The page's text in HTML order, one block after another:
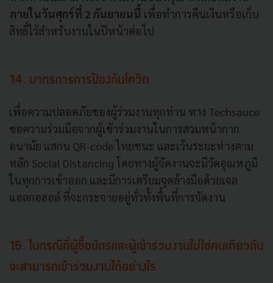
ภายในวันศุกร์ที่ 2 กันยายนนี้ เพื่อทำการคืนเงินหรือเก็บ
สิทธิ์ไว้สำหรับงานในปีหน้าต่อไป
14. มาตรการการป้องกันโควิด
เพื่อความปลอดภัยของผู้ร่วมงานทุกท่าน ทาง Techsauce
ขอความร่วมมือจากผู้เข้าร่วมงานในการสวมหน้ากาก
อนามัย แสกน QR-code ไทยชนะ และเว้นระยะห่างตาม
หลัก Social Distancing โดยทางผู้จัดงานจะมีวัดอุณหภูมิ
ในทุกการเข้าออก และมีการเตรียมจุดล้างมือด้วยเจล
แอลกอฮอล์ ที่จะกระจายอยู่ทั่วทั้งพื้นที่การจัดงาน
15. ในกรณีที่ผู้ซื้อบัตรและผู้เข้าร่วมงานไม่ใช่คนเดียวกัน
จะสามารถเข้าร่วมงานได้อย่างไร